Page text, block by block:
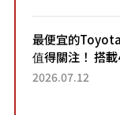
最便宜的
值得關注！ 搭
22.4公里低油耗
2026.07.12